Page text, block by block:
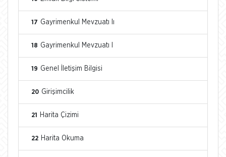
17 Gayrimenkul Mevzuatı Iı
18 Gayrimenkul Mevzuatı I
19 Genel İletişim Bilgisi
20 Girişimcilik
21 Harita Çizimi
22 Harita Okuma